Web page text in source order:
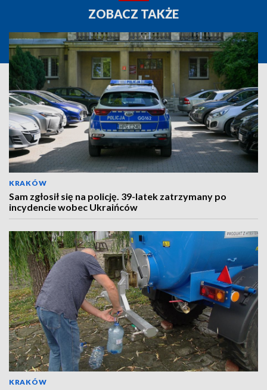
ZOBACZ TAKŻE
KRAKÓW
Sam zgłosił się na policję. 39-latek zatrzymany po
incydencie wobec Ukraińców
KRAKÓW